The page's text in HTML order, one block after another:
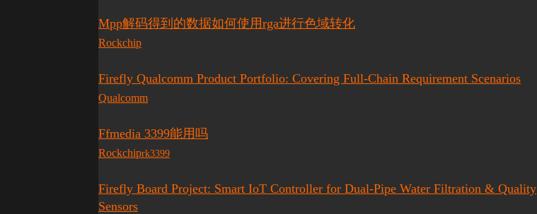
Mpp解码得到的数据如何使用rga进行色域转化
Rockchip
Firefly Qualcomm Product Portfolio: Covering Full-Chain Requirement Scenarios
Qualcomm
Ffmedia 3399能用吗
Rockchiprk3399
Firefly Board Project: Smart IoT Controller for Dual-Pipe Water Filtration & Quality
Sensors